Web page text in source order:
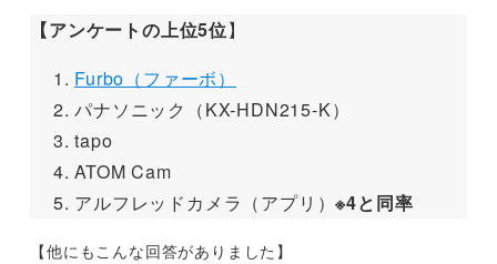
【アンケートの上位5位】
Furbo（ファーボ）
パナソニック（KX-HDN215-K）
tapo
ATOM Cam
アルフレッドカメラ（アプリ）※4と同率
【他にもこんな回答がありました】